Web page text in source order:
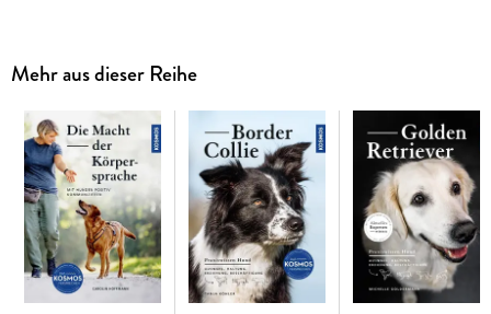
Mehr aus dieser Reihe